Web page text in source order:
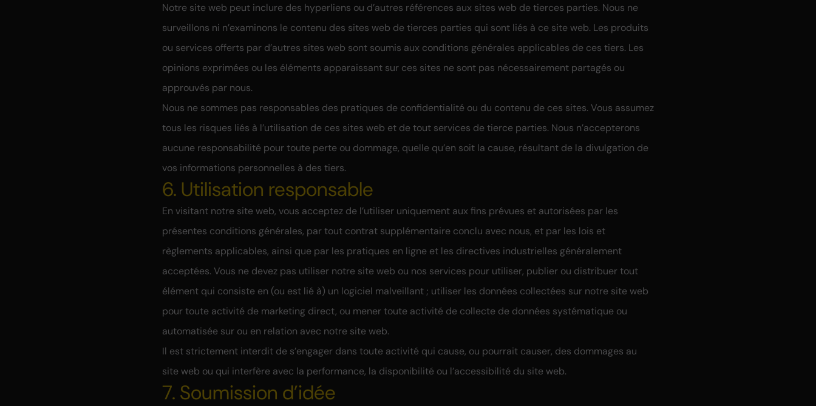
Notre site web peut inclure des hyperliens ou d’autres références aux sites web de tierces parties. Nous ne
surveillons ni n’examinons le contenu des sites web de tierces parties qui sont liés à ce site web. Les produits
ou services offerts par d’autres sites web sont soumis aux conditions générales applicables de ces tiers. Les
opinions exprimées ou les éléments apparaissant sur ces sites ne sont pas nécessairement partagés ou
approuvés par nous.
Nous ne sommes pas responsables des pratiques de confidentialité ou du contenu de ces sites. Vous assumez
tous les risques liés à l’utilisation de ces sites web et de tout services de tierce parties. Nous n’accepterons
aucune responsabilité pour toute perte ou dommage, quelle qu’en soit la cause, résultant de la divulgation de
vos informations personnelles à des tiers.
6. Utilisation responsable
En visitant notre site web, vous acceptez de l’utiliser uniquement aux fins prévues et autorisées par les
présentes conditions générales, par tout contrat supplémentaire conclu avec nous, et par les lois et
règlements applicables, ainsi que par les pratiques en ligne et les directives industrielles généralement
acceptées. Vous ne devez pas utiliser notre site web ou nos services pour utiliser, publier ou distribuer tout
élément qui consiste en (ou est lié à) un logiciel malveillant ; utiliser les données collectées sur notre site web
pour toute activité de marketing direct, ou mener toute activité de collecte de données systématique ou
automatisée sur ou en relation avec notre site web.
Il est strictement interdit de s’engager dans toute activité qui cause, ou pourrait causer, des dommages au
site web ou qui interfère avec la performance, la disponibilité ou l’accessibilité du site web.
7. Soumission d’idée